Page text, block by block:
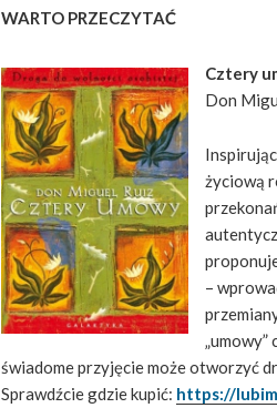
WARTO PRZECZYTAĆ
Cztery
Don
życiową
–
świadome przyjęcie może otworzyć
Sprawdźcie gdzie kupić: https://